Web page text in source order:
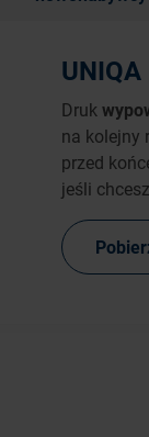
Druk
na kolejny
przed
jeśli chcesz